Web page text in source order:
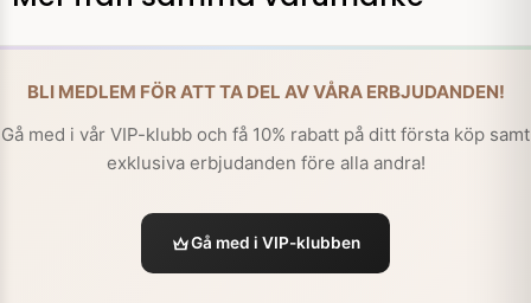
BLI MEDLEM FÖR ATT TA DEL AV VÅRA ERBJUDANDEN!
Gå med i vår VIP-klubb och få 10% rabatt på ditt första köp samt
exklusiva erbjudanden före alla andra!
Gå med i VIP-klubben